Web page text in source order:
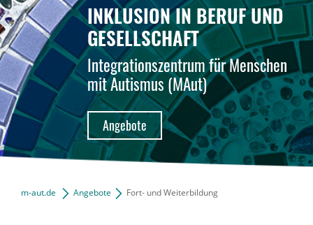
Kontakt
News-Archiv
INKLUSION IN BERUF UND
GESELLSCHAFT
Integrationszentrum für Menschen
mit Autismus (MAut)
Angebote
m-aut.de Angebote Fort- und Weiterbildung